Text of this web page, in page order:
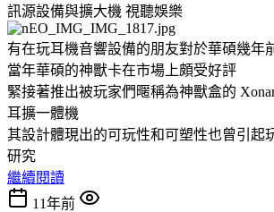
訊源設備與擴大機 視聽娛樂
有在玩耳機音響設備的朋友對於華碩幾年
當年華碩的神獸卡在市場上頗受好評
緊接著推出被玩家們暱稱為神獸盒的 Xonar
耳擴一體機
其設計體現出的可玩性和可塑性也曾引起
研究
繼續閱讀
11年前